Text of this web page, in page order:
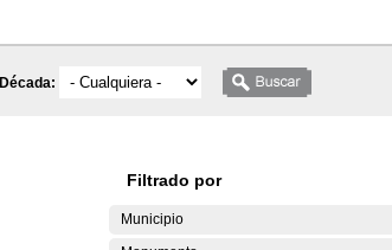
Década:
Filtrado por
Municipio